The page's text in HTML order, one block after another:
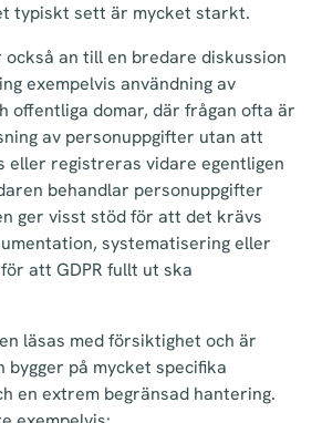
typiskt sett är mycket starkt.
an till en bredare diskussion
exempelvis användning av
offentliga domar, där frågan ofta är
av personuppgifter utan att
eller registreras vidare egentligen
behandlar personuppgifter
ger visst stöd för att det krävs
systematisering eller
att GDPR fullt ut ska
läsas med försiktighet och är
bygger på mycket specifika
en extrem begränsad hantering.